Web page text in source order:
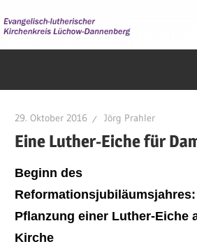
Inhalt
springen
29. Oktober 2016 Jörg Prahler
Eine Luther-Eiche für
Beginn des
Pflanzung einer Luther-Eiche
Kirche